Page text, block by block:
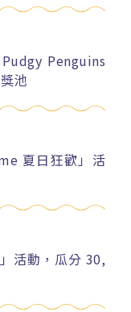
Penguins
池
夏日狂歡」活
活動，瓜分 30,